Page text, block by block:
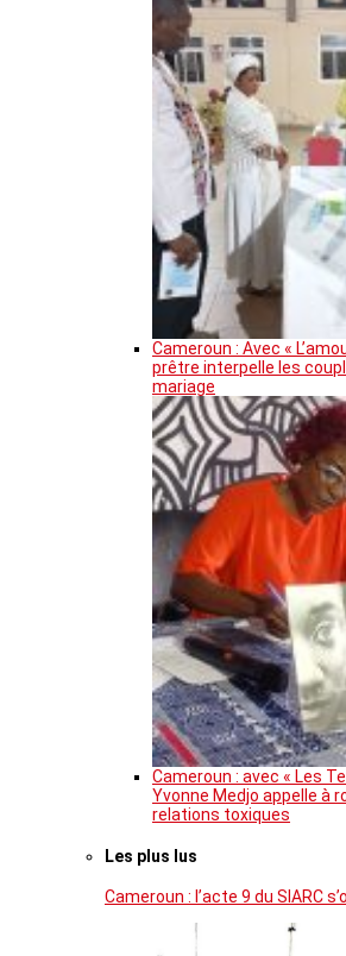
Cameroun : Avec «
prêtre interpelle les
mariage
Cameroun : avec « Les
Yvonne Medjo appelle à
relations toxiques
Les plus lus
Cameroun : l’acte 9 du SIARC